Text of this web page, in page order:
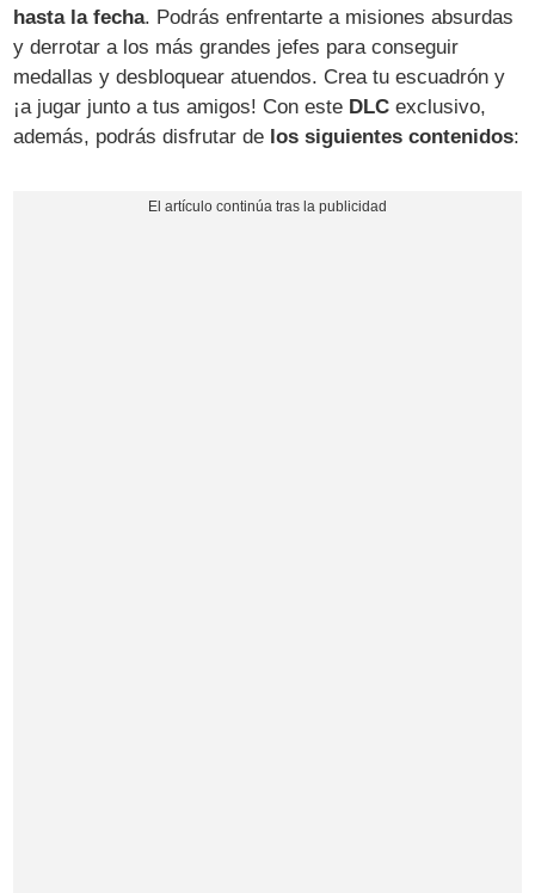
hasta la fecha. Podrás enfrentarte a misiones absurdas
y derrotar a los más grandes jefes para conseguir
medallas y desbloquear atuendos. Crea tu escuadrón y
¡a jugar junto a tus amigos! Con este DLC exclusivo,
además, podrás disfrutar de los siguientes contenidos: